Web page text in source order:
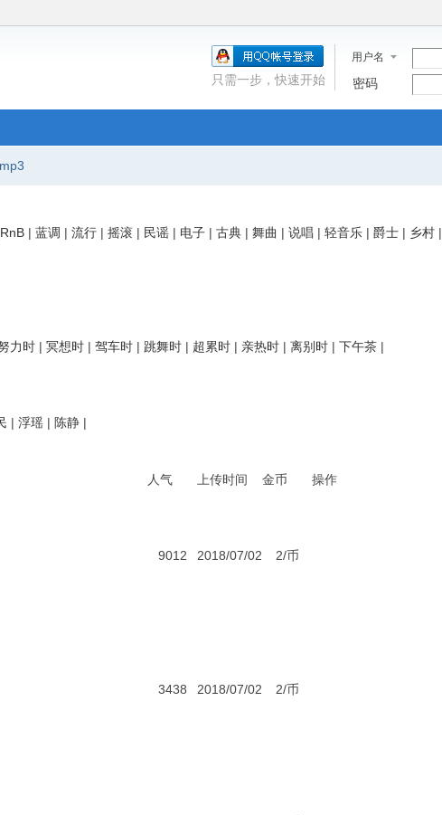
用户名
密码
只需一步，快速开始
mp3
RnB | 蓝调 | 流行 | 摇滚 | 民谣 | 电子 | 古典 | 舞曲 | 说唱 | 轻音乐 | 爵士 | 乡村
力时 | 冥想时 | 驾车时 | 跳舞时 | 超累时 | 亲热时 | 离别时 | 下午茶 |
| 浮瑶 | 陈静 |
人气 上传时间 金币 操作
9012 2018/07/02 2/币
3438 2018/07/02 2/币